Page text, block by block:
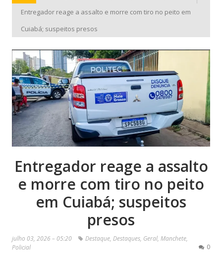
Entregador reage a assalto e morre com tiro no peito em
Cuiabá; suspeitos presos
Entregador reage a assalto
e morre com tiro no peito
em Cuiabá; suspeitos
presos
julho 03, 2026 – 05:20 Destaque, Destaques, Geral, Manchete,
Policial
0